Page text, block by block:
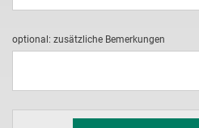
optional: zusätzliche Bemerkungen